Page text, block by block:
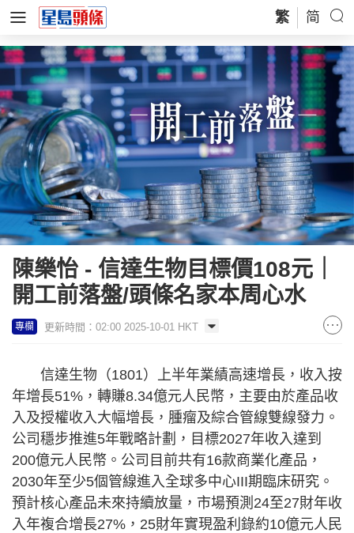
繁 简
陳樂怡 - 信達生物目標價108元｜
開工前落盤/頭條名家本周心水
專欄 更新時間：02:00 2025-10-01 HKT
信達生物（1801）上半年業績高速增長，收入按
年增長51%，轉賺8.34億元人民幣，主要由於產品收
入及授權收入大幅增長，腫瘤及綜合管線雙線發力。
公司穩步推進5年戰略計劃，目標2027年收入達到
200億元人民幣。公司目前共有16款商業化產品，
2030年至少5個管線進入全球多中心III期臨床研究。
預計核心產品未來持續放量，市場預測24至27財年收
入年複合增長27%，25財年實現盈利錄約10億元人民